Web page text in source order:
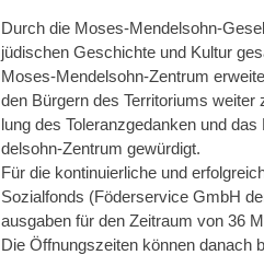
Durch die Moses-Mendelsohn-
jüdischen Geschichte und Kultur
Moses-Mendelsohn-Zentrum
den Bürgern des Territoriums
lung des Toleranzgedanken und
delsohn-Zentrum gewürdigt.
Für die kontinuierliche und
Sozialfonds (Föderservice GmbH
ausgaben für den Zeitraum von 36
Die Öffnungszeiten können danach